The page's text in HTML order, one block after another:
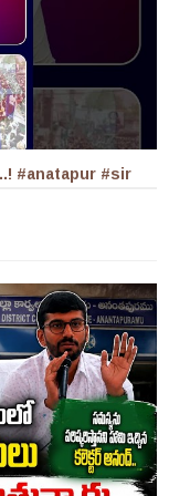
#anatapur #sir